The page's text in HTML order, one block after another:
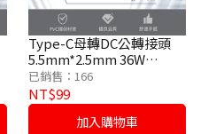
Type-C母轉DC公轉接頭
5.5mm*2.5mm 36W
/12V/3A
已銷售：166
NT$99
加入購物車